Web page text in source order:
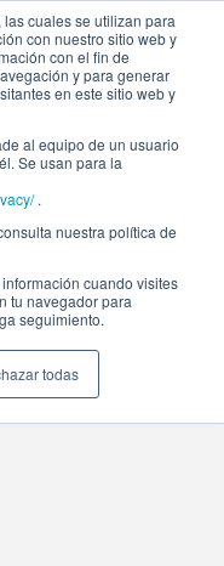
cuales se utilizan para
con nuestro sitio web y
con el fin de
y para generar
en este sitio web y
al equipo de un usuario
Se usan para la
.
nuestra política de
cuando visites
tu navegador para
seguimiento.
todas